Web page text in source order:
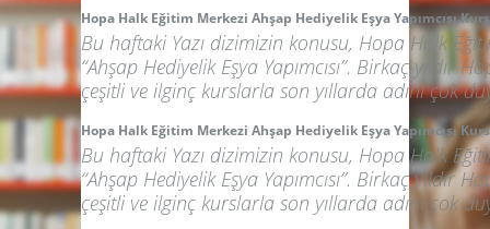
Hopa Halk Eğitim Merkezi Ahşap Hediyelik Eşya Yapımcısı
Bu haftaki Yazı dizimizin konusu, Hopa Halk
“Ahşap Hediyelik Eşya Yapımcısı”. Birkaç yıldır
çeşitli ve ilginç kurslarla son yıllarda adını çok
Hopa Halk Eğitim Merkezi Ahşap Hediyelik Eşya Yapımcısı
Bu haftaki Yazı dizimizin konusu, Hopa Halk
“Ahşap Hediyelik Eşya Yapımcısı”. Birkaç yıldır
çeşitli ve ilginç kurslarla son yıllarda adını çok